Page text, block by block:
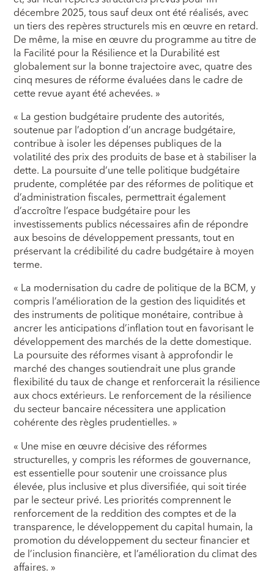
décembre 2025, tous sauf deux ont été réalisés, avec
un tiers des repères structurels mis en œuvre en retard.
De même, la mise en œuvre du programme au titre de
la Facilité pour la Résilience et la Durabilité est
globalement sur la bonne trajectoire avec, quatre des
cinq mesures de réforme évaluées dans le cadre de
cette revue ayant été achevées. »
« La gestion budgétaire prudente des autorités,
soutenue par l’adoption d’un ancrage budgétaire,
contribue à isoler les dépenses publiques de la
volatilité des prix des produits de base et à stabiliser la
dette. La poursuite d’une telle politique budgétaire
prudente, complétée par des réformes de politique et
d’administration fiscales, permettrait également
d’accroître l’espace budgétaire pour les
investissements publics nécessaires afin de répondre
aux besoins de développement pressants, tout en
préservant la crédibilité du cadre budgétaire à moyen
terme.
« La modernisation du cadre de politique de la BCM, y
compris l’amélioration de la gestion des liquidités et
des instruments de politique monétaire, contribue à
ancrer les anticipations d’inflation tout en favorisant le
développement des marchés de la dette domestique.
La poursuite des réformes visant à approfondir le
marché des changes soutiendrait une plus grande
flexibilité du taux de change et renforcerait la résilience
aux chocs extérieurs. Le renforcement de la résilience
du secteur bancaire nécessitera une application
cohérente des règles prudentielles. »
« Une mise en œuvre décisive des réformes
structurelles, y compris les réformes de gouvernance,
est essentielle pour soutenir une croissance plus
élevée, plus inclusive et plus diversifiée, qui soit tirée
par le secteur privé. Les priorités comprennent le
renforcement de la reddition des comptes et de la
transparence, le développement du capital humain, la
promotion du développement du secteur financier et
de l’inclusion financière, et l’amélioration du climat des
affaires. »